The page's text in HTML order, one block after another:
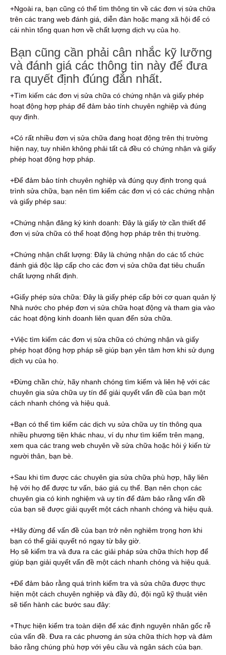
+Ngoài ra, bạn cũng có thể tìm thông tin về các đơn vị sửa chữa
trên các trang web đánh giá, diễn đàn hoặc mạng xã hội để có
cái nhìn tổng quan hơn về chất lượng dịch vụ của họ.
Bạn cũng cần phải cân nhắc kỹ lưỡng
và đánh giá các thông tin này để đưa
ra quyết định đúng đắn nhất.
+Tìm kiếm các đơn vị sửa chữa có chứng nhận và giấy phép
hoạt động hợp pháp để đảm bảo tính chuyên nghiệp và đúng
quy định.
+Có rất nhiều đơn vị sửa chữa đang hoạt động trên thị trường
hiện nay, tuy nhiên không phải tất cả đều có chứng nhận và giấy
phép hoạt động hợp pháp.
+Để đảm bảo tính chuyên nghiệp và đúng quy định trong quá
trình sửa chữa, bạn nên tìm kiếm các đơn vị có các chứng nhận
và giấy phép sau:
+Chứng nhận đăng ký kinh doanh: Đây là giấy tờ cần thiết để
đơn vị sửa chữa có thể hoạt động hợp pháp trên thị trường.
+Chứng nhận chất lượng: Đây là chứng nhận do các tổ chức
đánh giá độc lập cấp cho các đơn vị sửa chữa đạt tiêu chuẩn
chất lượng nhất định.
+Giấy phép sửa chữa: Đây là giấy phép cấp bởi cơ quan quản lý
Nhà nước cho phép đơn vị sửa chữa hoạt động và tham gia vào
các hoạt động kinh doanh liên quan đến sửa chữa.
+Việc tìm kiếm các đơn vị sửa chữa có chứng nhận và giấy
phép hoạt động hợp pháp sẽ giúp bạn yên tâm hơn khi sử dụng
dịch vụ của họ.
+Đừng chần chừ, hãy nhanh chóng tìm kiếm và liên hệ với các
chuyên gia sửa chữa uy tín để giải quyết vấn đề của bạn một
cách nhanh chóng và hiệu quả.
+Bạn có thể tìm kiếm các dịch vụ sửa chữa uy tín thông qua
nhiều phương tiện khác nhau, ví dụ như tìm kiếm trên mạng,
xem qua các trang web chuyên về sửa chữa hoặc hỏi ý kiến từ
người thân, bạn bè.
+Sau khi tìm được các chuyên gia sửa chữa phù hợp, hãy liên
hệ với họ để được tư vấn, báo giá cụ thể. Bạn nên chọn các
chuyên gia có kinh nghiệm và uy tín để đảm bảo rằng vấn đề
của bạn sẽ được giải quyết một cách nhanh chóng và hiệu quả.
+Hãy đừng để vấn đề của bạn trở nên nghiêm trọng hơn khi
bạn có thể giải quyết nó ngay từ bây giờ.
Họ sẽ kiểm tra và đưa ra các giải pháp sửa chữa thích hợp để
giúp bạn giải quyết vấn đề một cách nhanh chóng và hiệu quả.
+Để đảm bảo rằng quá trình kiểm tra và sửa chữa được thực
hiện một cách chuyên nghiệp và đầy đủ, đội ngũ kỹ thuật viên
sẽ tiến hành các bước sau đây:
+Thực hiện kiểm tra toàn diện để xác định nguyên nhân gốc rễ
của vấn đề. Đưa ra các phương án sửa chữa thích hợp và đảm
bảo rằng chúng phù hợp với yêu cầu và ngân sách của bạn.